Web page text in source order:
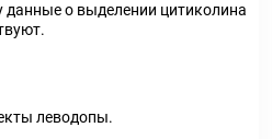
данные о выделении цитиколина
леводопы.